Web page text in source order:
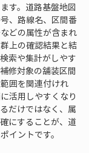
す。道路基盤地図
、路線名、区間番
どの属性が含まれ
上の確認結果と結
索や集計がしやす
修対象の舗装区間
囲を関連付けれ
活用しやすくなり
だけではなく、属
にすることが、道
イントです。